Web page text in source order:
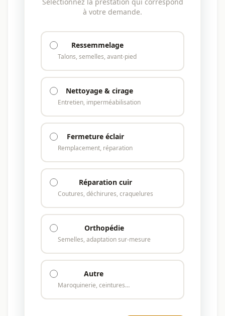
à votre demande.
Ressemmelage
Talons, semelles, avant-pied
Nettoyage & cirage
Entretien, imperméabilisation
Fermeture éclair
Remplacement, réparation
Réparation cuir
Coutures, déchirures, craquelures
Orthopédie
Semelles, adaptation sur-mesure
Autre
Maroquinerie, ceintures…